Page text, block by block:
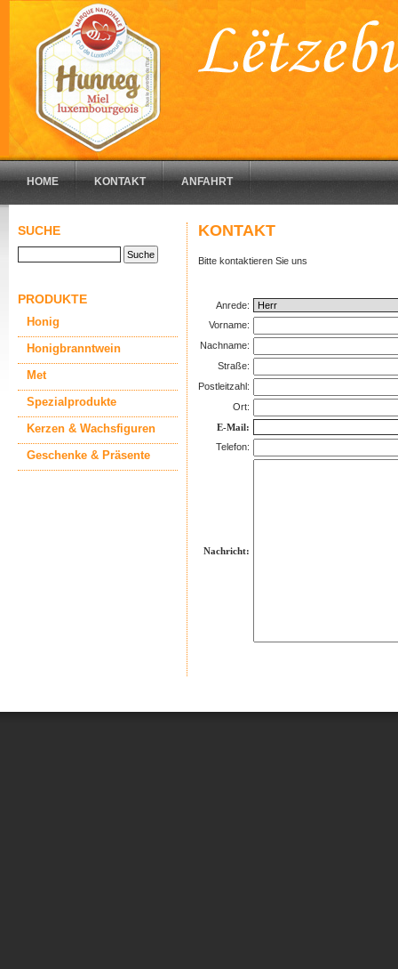
HOME KONTAKT ANFAHRT
SUCHE
PRODUKTE
Honig
Honigbranntwein
Met
Spezialprodukte
Kerzen & Wachsfiguren
Geschenke & Präsente
KONTAKT
Bitte kontaktieren Sie uns
Anrede:
Vorname:
Nachname:
Straße:
Postleitzahl:
Ort:
E-Mail:
Telefon:
Nachricht: